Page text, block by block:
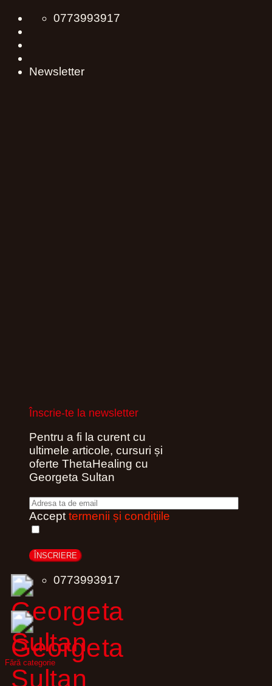
Skip
content
0773993917
Newsletter
Înscrie-te la newsletter
Pentru a fi la curent cu
ultimele articole, cursuri și
oferte ThetaHealing cu
Georgeta Sultan
Accept termenii și condițiile
0773993917
Fără categorie